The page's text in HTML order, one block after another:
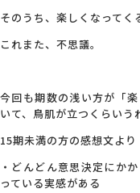
そのうち、楽しくなってく
これまた、不思議。
今回も期数の浅い方が「
いて、鳥肌が立つくらいう
15期未満の方の感想文より
・どんどん意思決定にか
っている実感がある